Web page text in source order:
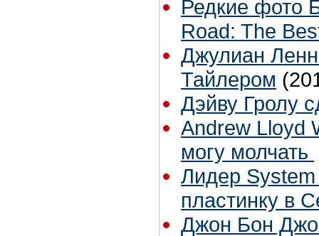
Редкие фото
Road: The
Джулиан
Тайлером
Дэйву Гролу
Andrew Lloyd
могу молчать
Лидер
пластинку в
Джон Бон